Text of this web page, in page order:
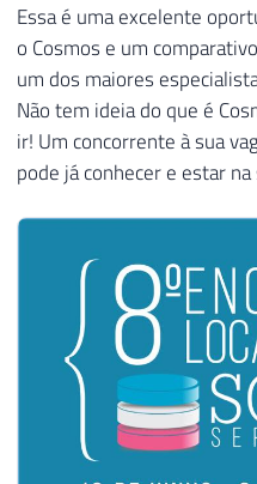
Essa é uma excelente
o Cosmos e um
um dos maiores
Não tem ideia do que é
ir! Um concorrente à sua
pode já conhecer e estar